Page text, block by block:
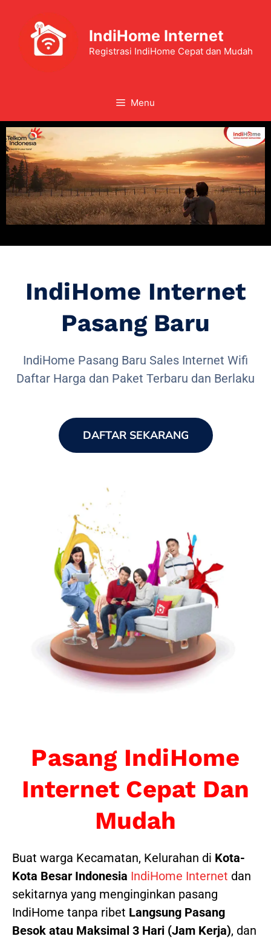
IndiHome Internet
Registrasi IndiHome Cepat dan Mudah
Menu
IndiHome Internet
Pasang Baru
IndiHome Pasang Baru Sales Internet Wifi
Daftar Harga dan Paket Terbaru dan Berlaku
DAFTAR SEKARANG
Pasang IndiHome
Internet Cepat Dan
Mudah
Buat warga Kecamatan, Kelurahan di Kota-
Kota Besar Indonesia IndiHome Internet dan
sekitarnya yang menginginkan pasang
IndiHome tanpa ribet Langsung Pasang
Besok atau Maksimal 3 Hari (Jam Kerja), dan